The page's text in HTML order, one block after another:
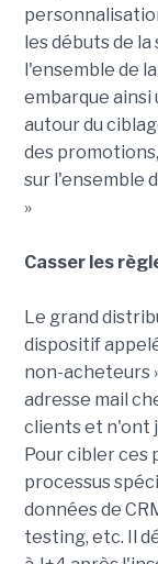
les débuts de la
l'ensemble de
embarque
autour du
des
sur l'ensemble
»
Casser les
Le grand
dispositif
non-acheteurs
adresse mail
clients et n'ont
Pour cibler ces
processus
données de
testing, etc. Il